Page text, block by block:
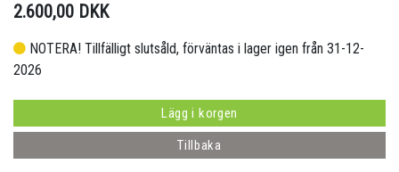
2.600,00 DKK
NOTERA! Tillfälligt slutsåld, förväntas i lager igen från 31-12-
2026
Lägg i korgen
Tillbaka